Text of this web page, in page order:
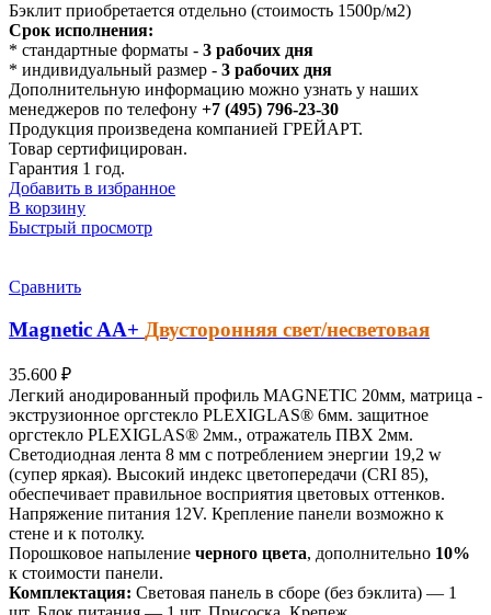
Бэклит приобретается отдельно (стоимость 1500р/м2)
Срок исполнения:
* стандартные форматы - 3 рабочих дня
* индивидуальный размер - 3 рабочих дня
Дополнительную информацию можно узнать у наших
менеджеров по телефону +7 (495) 796-23-30
Продукция произведена компанией ГРЕЙАРТ.
Товар сертифицирован.
Гарантия 1 год.
Добавить в избранное
В корзину
Быстрый просмотр
Сравнить
Magnetic AA+ Двусторонняя свет/несветовая
35.600 ₽
Легкий анодированный профиль MAGNETIC 20мм, матрица -
экструзионное оргстекло PLEXIGLAS® 6мм. защитное
оргстекло PLEXIGLAS® 2мм., отражатель ПВХ 2мм.
Светодиодная лента 8 мм с потреблением энергии 19,2 w
(супер яркая). Высокий индекс цветопередачи (CRI 85),
обеспечивает правильное восприятия цветовых оттенков.
Напряжение питания 12V. Крепление панели возможно к
стене и к потолку.
Порошковое напыление черного цвета, дополнительно 10%
к стоимости панели.
Комплектация: Световая панель в сборе (без бэклита) — 1